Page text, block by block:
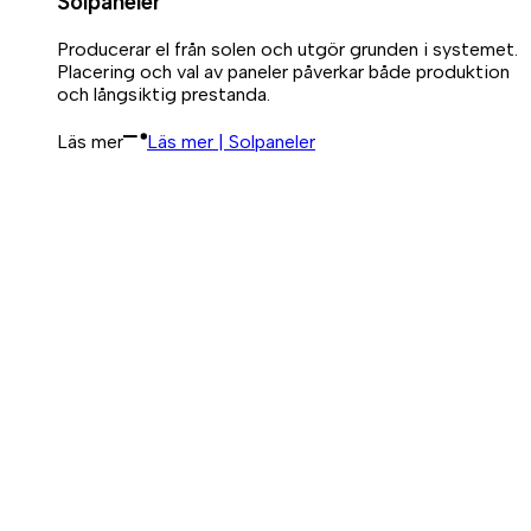
Producerar el från solen och utgör grunden i systemet.
Placering och val av paneler påverkar både produktion
och långsiktig prestanda.
Läs mer Läs mer | Solpaneler